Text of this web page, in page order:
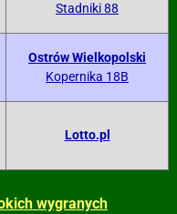
Stadniki 88
Ostrów Wielkopolski
Kopernika 18B
Lotto.pl
wygranych